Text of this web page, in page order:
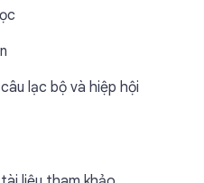
lạc bộ và hiệp hội